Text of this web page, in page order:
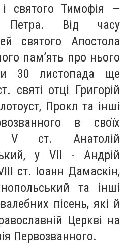
і святого Тимофія —
Петра. Від часу
святого Апостола
пам’ять про нього
30 листопада ще
святі отці Григорій
Прокл та інші
в своїх
V ст. Анатолій
у VII - Андрій
ст. Іоанн Дамаскін,
та інші
пісень, які й
Церкві на
Первозванного.